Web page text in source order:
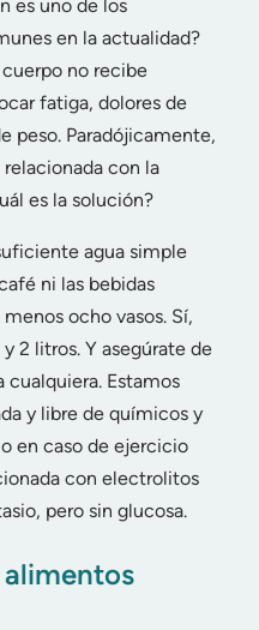
es uno de los
en la actualidad?
cuerpo no recibe
fatiga, dolores de
peso. Paradójicamente,
con la
es la solución?
agua simple
ni las bebidas
ocho vasos. Sí,
2 litros. Y asegúrate de
cualquiera. Estamos
y libre de químicos y
en caso de ejercicio
con electrolitos
pero sin glucosa.
alimentos